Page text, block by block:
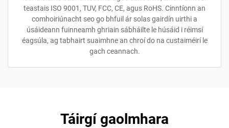
teastais ISO 9001, TUV, FCC, CE, agus RoHS. Cinntíonn an
comhoiriúnacht seo go bhfuil ár solas gairdín uirthi a
úsáideann fuinneamh ghriain sábháilte le húsáid i réimsí
éagsúla, ag tabhairt suaimhne an chroí do na custaiméirí le
gach ceannach.
Táirgí gaolmhara